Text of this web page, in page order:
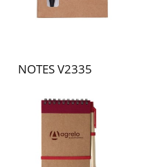
NOTES V2335